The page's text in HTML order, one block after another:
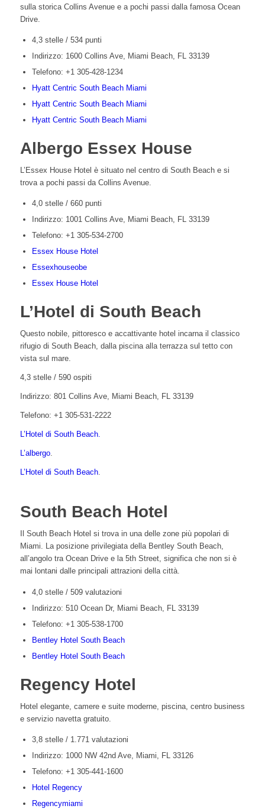
sulla storica Collins Avenue e a pochi passi dalla famosa Ocean
Drive.
4,3 stelle / 534 punti
Indirizzo: 1600 Collins Ave, Miami Beach, FL 33139
Telefono: +1 305-428-1234
Hyatt Centric South Beach Miami
Hyatt Centric South Beach Miami
Hyatt Centric South Beach Miami
Albergo Essex House
L’Essex House Hotel è situato nel centro di South Beach e si
trova a pochi passi da Collins Avenue.
4,0 stelle / 660 punti
Indirizzo: 1001 Collins Ave, Miami Beach, FL 33139
Telefono: +1 305-534-2700
Essex House Hotel
Essexhouseobe
Essex House Hotel
L’Hotel di South Beach
Questo nobile, pittoresco e accattivante hotel incarna il classico
rifugio di South Beach, dalla piscina alla terrazza sul tetto con
vista sul mare.
4,3 stelle / 590 ospiti
Indirizzo: 801 Collins Ave, Miami Beach, FL 33139
Telefono: +1 305-531-2222
L’Hotel di South Beach.
L’albergo.
L’Hotel di South Beach.
South Beach Hotel
Il South Beach Hotel si trova in una delle zone più popolari di
Miami. La posizione privilegiata della Bentley South Beach,
all’angolo tra Ocean Drive e la 5th Street, significa che non si è
mai lontani dalle principali attrazioni della città.
4,0 stelle / 509 valutazioni
Indirizzo: 510 Ocean Dr, Miami Beach, FL 33139
Telefono: +1 305-538-1700
Bentley Hotel South Beach
Bentley Hotel South Beach
Regency Hotel
Hotel elegante, camere e suite moderne, piscina, centro business
e servizio navetta gratuito.
3,8 stelle / 1.771 valutazioni
Indirizzo: 1000 NW 42nd Ave, Miami, FL 33126
Telefono: +1 305-441-1600
Hotel Regency
Regencymiami